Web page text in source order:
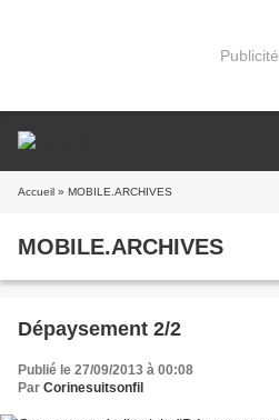
Publicité
Accueil » MOBILE.ARCHIVES
MOBILE.ARCHIVES
Dépaysement 2/2
Publié le 27/09/2013 à 00:08
Par Corinesuitsonfil